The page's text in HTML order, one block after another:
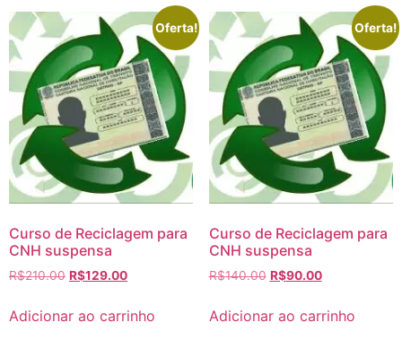
Oferta!
Curso de Reciclagem para
CNH suspensa
R$210.00 R$129.00
Adicionar ao carrinho
Oferta!
Curso de Reciclagem para
CNH suspensa
R$140.00 R$90.00
Adicionar ao carrinho